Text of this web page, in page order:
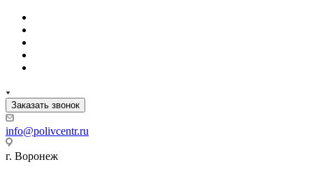
Заказать звонок
info@polivcentr.ru
г. Воронеж